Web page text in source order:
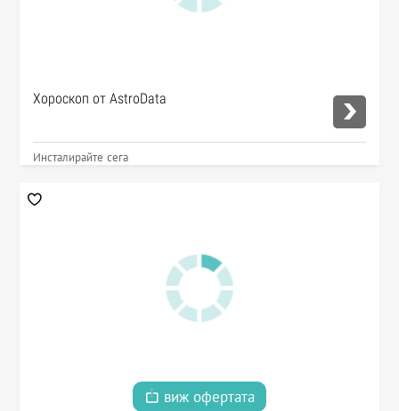
Хороскоп от AstroData
Инсталирайте сега
виж офертата